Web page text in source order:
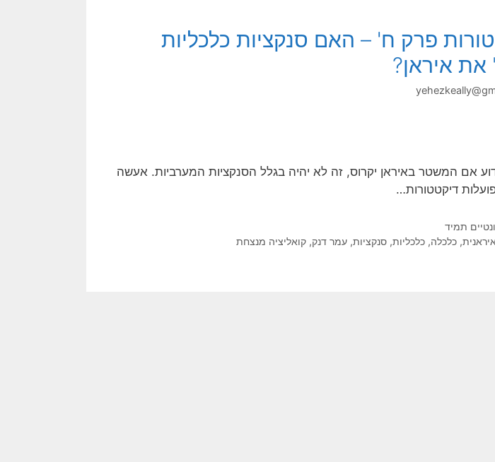
פרק ח' – האם סנקציות כלכליות
את איראן?
אם המשטר באיראן יקרוס, זה לא יהיה בגלל הסנקציות המערביות. אעשה
דיקטטורות…
תמיד
, כלכלה, כלכליות, סנקציות, עמר דנק, קואליציה מנצחת